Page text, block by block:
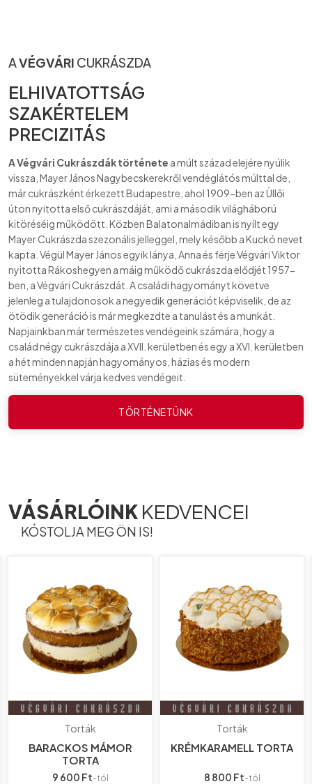
AVÉGVÁRI CUKRÁSZDA
ELHIVATOTTSÁG
SZAKÉRTELEM
PRECIZITÁS
A Végvári Cukrászdák története a múlt század elejére nyúlik
vissza, Mayer János Nagybecskerekről vendéglátós múlttal de,
már cukrászként érkezett Budapestre, ahol 1909-ben az Üllői
úton nyitotta első cukrászdáját, ami a második világháború
kitöréséig működött. Közben Balatonalmádiban is nyílt egy
Mayer Cukrászda szezonális jelleggel, mely később a Kuckó nevet
kapta. Végül Mayer János egyik lánya, Anna és férje Végvári Viktor
nyitotta Rákoshegyen a máig működő cukrászda elődjét 1957-
ben, a Végvári Cukrászdát. A családi hagyományt követve
jelenleg a tulajdonosok a negyedik generációt képviselik, de az
ötödik generáció is már megkezdte a tanulást és a munkát.
Napjainkban már természetes vendégeink számára, hogy a
család négy cukrászdája a XVII. kerületben és egy a XVI. kerületben
a hét minden napján hagyományos, házias és modern
süteményekkel várja kedves vendégeit.
TÖRTÉNETÜNK
VÁSÁRLÓINK KEDVENCEI
KÓSTOLJA MEG ÖN IS!
Torták
BARACKOS MÁMOR
TORTA
9 600 Ft-tól
Torták
KRÉMKARAMELL TORTA
8 800 Ft-tól